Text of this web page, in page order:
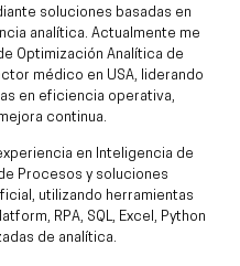
soluciones basadas en
analítica. Actualmente me
Optimización Analítica de
médico en USA, liderando
en eficiencia operativa,
continua.
en Inteligencia de
Procesos y soluciones
utilizando herramientas
RPA, SQL, Excel, Python
de analítica.